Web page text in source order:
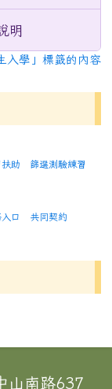
明
入學」標籤的內容
扶助 篩選測驗練習
口 共同契約
山南路637